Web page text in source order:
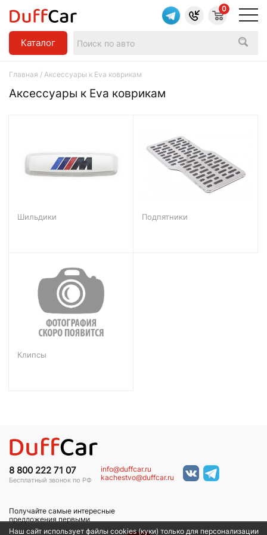
Каталог
0
Главная / Аксессуары к Eva коврикам
Аксессуары к Eva коврикам
Шильдики Подпятники
Клипсы
8 800 222 71 07
Бесплатный звонок по РФ
info@duffcar.ru
kachestvo@duffcar.ru
Получайте самые интересные
предложения первыми
Наш сайт использует файлы cookies (куки) только для персонализации